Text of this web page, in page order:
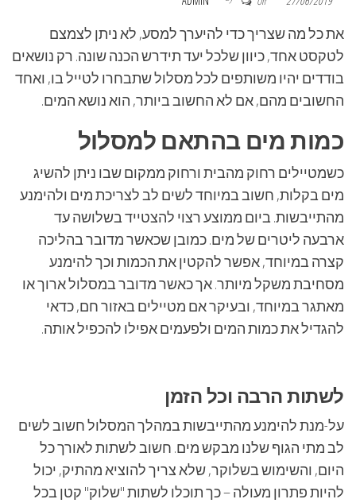
את כל מה שצריך כדי להיערך למסע, לא ניתן לצמצם
לטקסט אחד, כיוון שלכל יעד תידרש הכנה שונה. רק נושאים
בודדים יהיו משותפים לכל מסלול שתבחרו לטייל בו, ואחד
החשובים מהם, אם לא החשוב ביותר, הוא נושא המים.
כמות מים בהתאם למסלול
כשמטיילים רחוק מהבית ורחוק ממקום שבו ניתן להשיג
מים בקלות, חשוב במיוחד לשים לב לצריכת מים ולהימנע
מהתייבשות. ביום ממוצע רצוי להצטייד בשלושה עד
ארבעה ליטרים של מים. כמובן שכאשר מדובר בהליכה
קצרה במיוחד, אפשר להקטין את הכמות וכך להימנע
מסחיבת משקל מיותר. אך כאשר מדובר במסלול ארוך או
מאתגר במיוחד, ובעיקר אם מטיילים באזור חם, כדאי
להגדיל את כמות המים ולפעמים אפילו להכפיל אותה.
לשתות הרבה וכל הזמן
על-מנת להימנע מהתייבשות במהלך המסלול חשוב לשים
לב מתי הגוף שלנו מבקש מים. חשוב לשתות לאורך כל
היום, והשימוש בשלוקר, שלא צריך להוציא מהתיק, יכול
להיות פתרון מעולה – כך תוכלו לשתות "שלוק" קטן בכל